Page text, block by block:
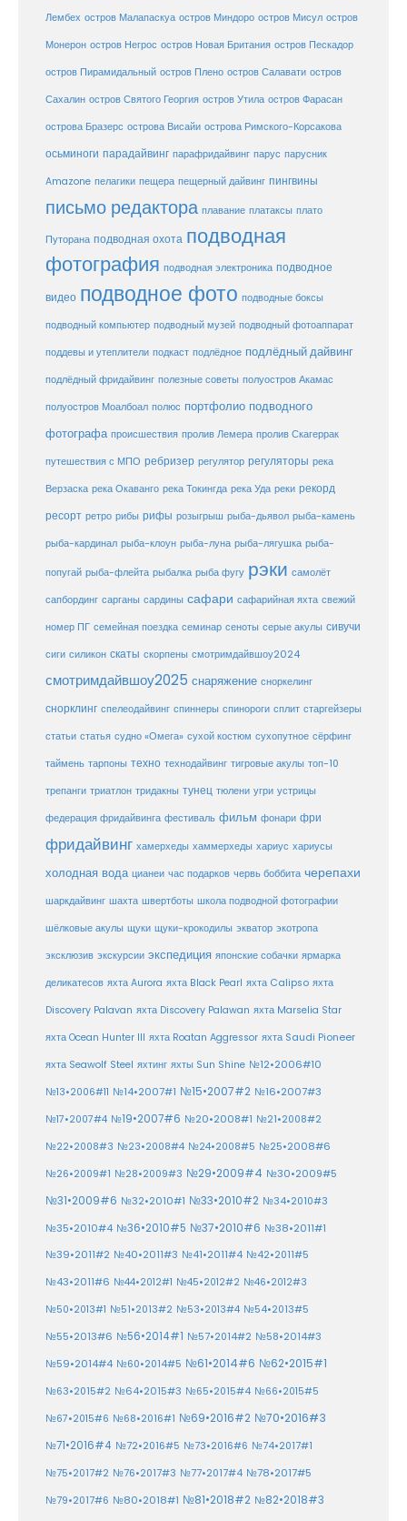
Лембех остров Малапаскуа остров Миндоро остров Мисул остров
Монерон остров Негрос остров Новая Британия остров Пескадор
остров Пирамидальный остров Плено остров Салавати остров
Сахалин остров Святого Георгия остров Утила остров Фарасан
острова Бразерс острова Висайи острова Римского-Корсакова
осьминоги парадайвинг парафридайвинг парус парусник
Amazone пелагики пещера пещерный дайвинг пингвины
письмо редактора плавание платаксы плато
Путорана подводная охота подводная
фотография подводная электроника подводное
видео подводное фото подводные боксы
подводный компьютер подводный музей подводный фотоаппарат
поддевы и утеплители подкаст подлёдное подлёдный дайвинг
подлёдный фридайвинг полезные советы полуостров Акамас
полуостров Моалбоал полюс портфолио подводного
фотографа происшествия пролив Лемера пролив Скагеррак
путешествия с МПО ребризер регулятор регуляторы река
Верзаска река Окаванго река Токингда река Уда реки рекорд
ресорт ретро рибы рифы розыгрыш рыба-дьявол рыба-камень
рыба-кардинал рыба-клоун рыба-луна рыба-лягушка рыба-
попугай рыба-флейта рыбалка рыба фугу рэки самолёт
сапбординг сарганы сардины сафари сафарийная яхта свежий
номер ПГ семейная поездка семинар сеноты серые акулы сивучи
сиги силикон скаты скорпены смотримдайвшоу2024
смотримдайвшоу2025 снаряжение сноркелинг
снорклинг спелеодайвинг спиннеры спинороги сплит старгейзеры
статьи статья судно «Омега» сухой костюм сухопутное сёрфинг
таймень тарпоны техно технодайвинг тигровые акулы топ-10
трепанги триатлон тридакны тунец тюлени угри устрицы
федерация фридайвинга фестиваль фильм фонари фри
фридайвинг хамерхеды хаммерхеды хариус хариусы
холодная вода цианеи час подарков червь боббита черепахи
шаркдайвинг шахта швертботы школа подводной фотографии
шёлковые акулы щуки щуки-крокодилы экватор экотропа
эксклюзив экскурсии экспедиция японские собачки ярмарка
деликатесов яхта Aurora яхта Black Pearl яхта Calipso яхта
Discovery Palavan яхта Discovery Palawan яхта Marselia Star
яхта Ocean Hunter III яхта Roatan Aggressor яхта Saudi Pioneer
яхта Seawolf Steel яхтинг яхты Sun Shine №12•2006#10
№13•2006#11 №14•2007#1 №15•2007#2 №16•2007#3
№17•2007#4 №19•2007#6 №20•2008#1 №21•2008#2
№22•2008#3 №23•2008#4 №24•2008#5 №25•2008#6
№26•2009#1 №28•2009#3 №29•2009#4 №30•2009#5
№31•2009#6 №32•2010#1 №33•2010#2 №34•2010#3
№35•2010#4 №36•2010#5 №37•2010#6 №38•2011#1
№39•2011#2 №40•2011#3 №41•2011#4 №42•2011#5
№43•2011#6 №44•2012#1 №45•2012#2 №46•2012#3
№50•2013#1 №51•2013#2 №53•2013#4 №54•2013#5
№55•2013#6 №56•2014#1 №57•2014#2 №58•2014#3
№59•2014#4 №60•2014#5 №61•2014#6 №62•2015#1
№63•2015#2 №64•2015#3 №65•2015#4 №66•2015#5
№67•2015#6 №68•2016#1 №69•2016#2 №70•2016#3
№71•2016#4 №72•2016#5 №73•2016#6 №74•2017#1
№75•2017#2 №76•2017#3 №77•2017#4 №78•2017#5
№79•2017#6 №80•2018#1 №81•2018#2 №82•2018#3